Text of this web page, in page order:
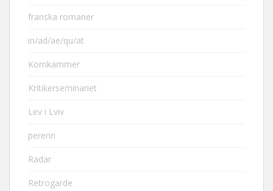
franska romaner
in/ad/ae/qu/at
Kornkammer
Kritikerseminariet
Lev i Lviv
perenn
Radar
Retrogarde